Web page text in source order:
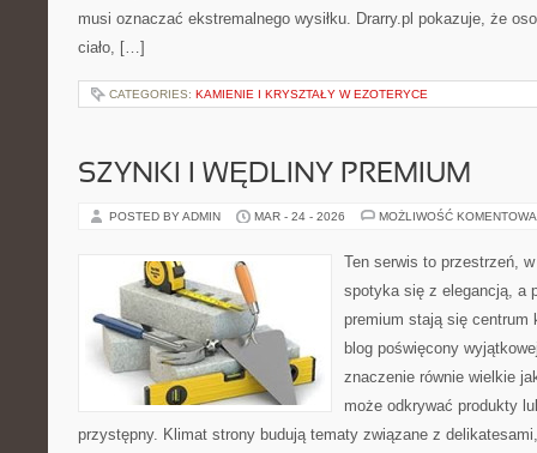
musi oznaczać ekstremalnego wysiłku. Drarry.pl pokazuje, że
ciało, […]
CATEGORIES: KAMIENIE I KRYSZTAŁY W EZOTERYCE
SZYNKI I WĘDLINY PREMIUM
POSTED BY ADMIN MAR - 24 - 2026 MOŻLIWOŚĆ
Ten serwis to przestrzeń,
spotyka się z elegancją, a
premium stają się centrum
blog poświęcony
znaczenie równie wielkie
może odkrywać produkty
przystępny. Klimat strony budują tematy związane z